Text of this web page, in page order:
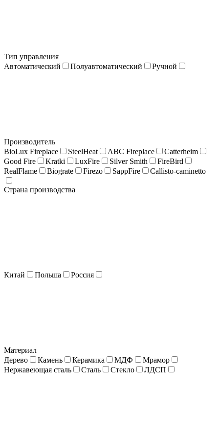
Тип управления
Автоматический
Полуавтоматический Ручной
Производитель
BioLux Fireplace
SteelHeat ABC Fireplace
Catterheim
Good Fire
Kratki LuxFire Silver Smith
FireBird
RealFlame
Biograte Firezo SappFire Callisto-caminetto
Страна производства
Китай Польша Россия
Материал
Дерево
Камень Керамика МДФ
Мрамор
Нержавеющая сталь
Сталь Стекло ЛДСП